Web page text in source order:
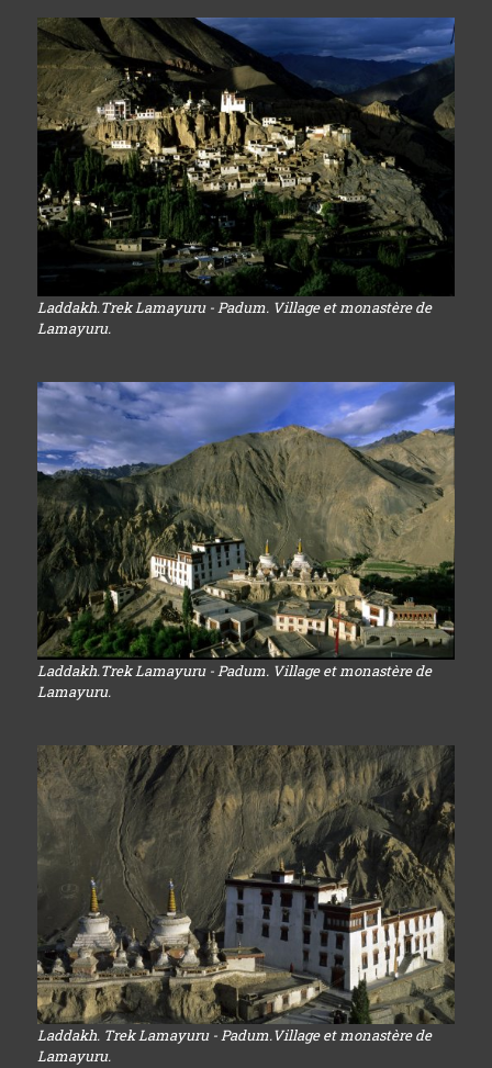
Laddakh.Trek Lamayuru - Padum. Village et monastère de
Lamayuru.
Laddakh.Trek Lamayuru - Padum. Village et monastère de
Lamayuru.
Laddakh. Trek Lamayuru - Padum.Village et monastère de
Lamayuru.